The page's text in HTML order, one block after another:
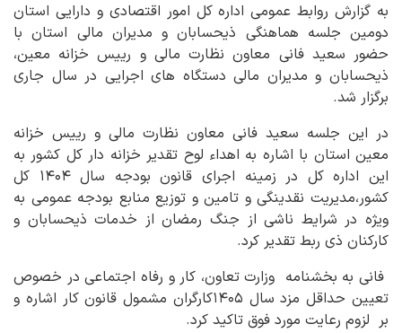
به گزارش روابط عمومی اداره کل امور اقتصادی و دارایی استان
دومین جلسه هماهنگی ذیحسابان و مدیران مالی استان با
حضور سعید فانی معاون نظارت مالی و رییس خزانه معین،
ذیحسابان و مدیران مالی دستگاه های اجرایی در سال جاری
برگزار شد.
در این جلسه سعید فانی معاون نظارت مالی و رییس خزانه
معین استان با اشاره به اهداء لوح تقدیر خزانه دار کل کشور به
این اداره کل در زمینه اجرای قانون بودجه سال ۱۴۰۴ کل
کشور،مدیریت نقدینگی و تامین و توزیع منابع بودجه عمومی به
ویژه در شرایط ناشی از جنگ رمضان از خدمات ذیحسابان و
کارکنان ذی ربط تقدیر کرد.
فانی به بخشنامه وزارت تعاون، کار و رفاه اجتماعی در خصوص
تعیین حداقل مزد سال ۱۴۰۵کارگران مشمول قانون کار اشاره و
بر لزوم رعایت مورد فوق تاکید کرد.